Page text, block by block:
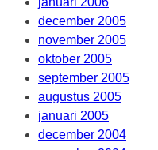
december 2005
november 2005
oktober 2005
september 2005
augustus 2005
januari 2005
december 2004